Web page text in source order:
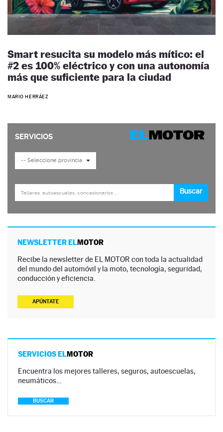
Smart resucita su modelo más mítico: el
#2 es 100% eléctrico y con una autonomía
más que suficiente para la ciudad
MARIO HERRÁEZ
NEWSLETTER ELMOTOR
Recibe la newsletter de EL MOTOR con toda la actualidad
del mundo del automóvil y la moto, tecnología, seguridad,
conducción y eficiencia.
APÚNTATE
SERVICIOS ELMOTOR
Encuentra los mejores talleres, seguros, autoescuelas,
neumáticos…
BUSCAR